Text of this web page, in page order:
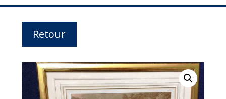
Retour